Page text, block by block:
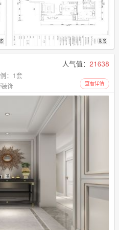
人气值： 21638
查看详情
：1套
饰